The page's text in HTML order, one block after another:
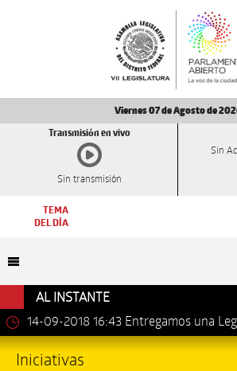
Viernes 07 de Agosto de
Transmisión en vivo
Sin transmisión
Sin
TEMA
DEL DÍA
AL INSTANTE
14-09-2018 16:43 Entregamos una
avances importantes: Dip. Leonel Luna
Iniciativas